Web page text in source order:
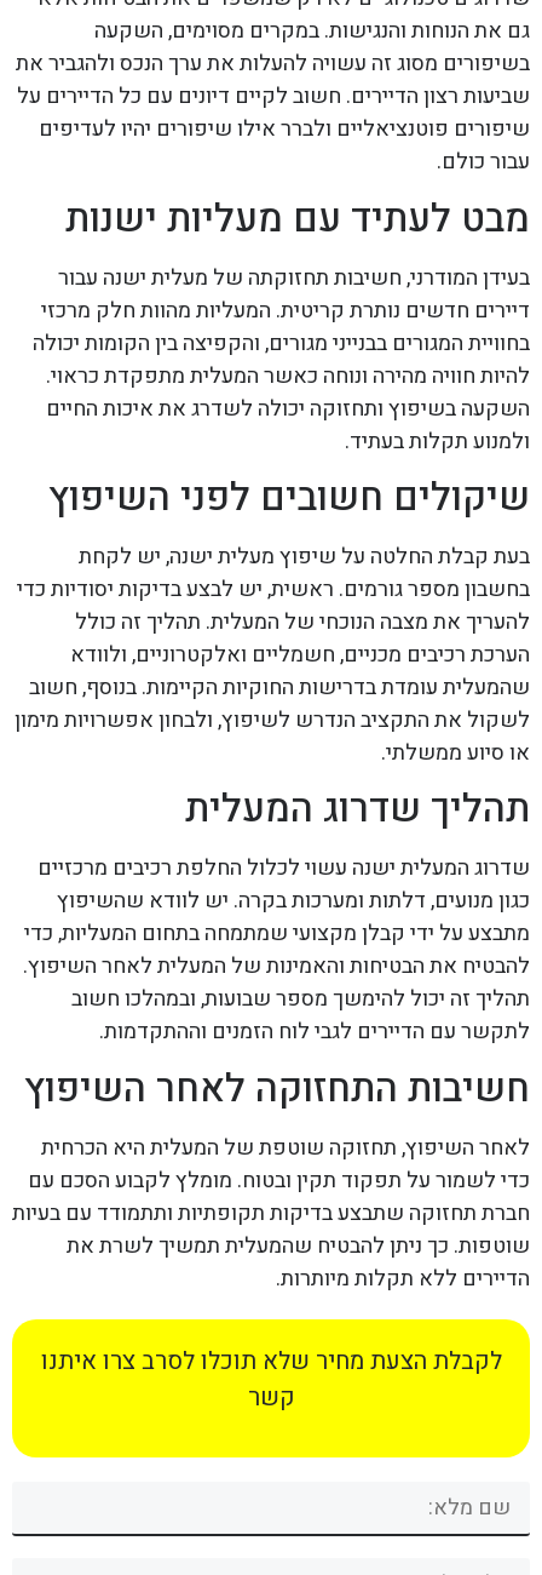
גם את הנוחות והנגישות. במקרים מסוימים, השקעה
בשיפורים מסוג זה עשויה להעלות את ערך הנכס ולהגביר את
שביעות רצון הדיירים. חשוב לקיים דיונים עם כל הדיירים על
שיפורים פוטנציאליים ולברר אילו שיפורים יהיו לעדיפים
עבור כולם.
מבט לעתיד עם מעליות ישנות
בעידן המודרני, חשיבות תחזוקתה של מעלית ישנה עבור
דיירים חדשים נותרת קריטית. המעליות מהוות חלק מרכזי
בחוויית המגורים בבנייני מגורים, והקפיצה בין הקומות יכולה
להיות חוויה מהירה ונוחה כאשר המעלית מתפקדת כראוי.
השקעה בשיפוץ ותחזוקה יכולה לשדרג את איכות החיים
ולמנוע תקלות בעתיד.
שיקולים חשובים לפני השיפוץ
בעת קבלת החלטה על שיפוץ מעלית ישנה, יש לקחת
בחשבון מספר גורמים. ראשית, יש לבצע בדיקות יסודיות כדי
להעריך את מצבה הנוכחי של המעלית. תהליך זה כולל
הערכת רכיבים מכניים, חשמליים ואלקטרוניים, ולוודא
שהמעלית עומדת בדרישות החוקיות הקיימות. בנוסף, חשוב
לשקול את התקציב הנדרש לשיפוץ, ולבחון אפשרויות מימון
או סיוע ממשלתי.
תהליך שדרוג המעלית
שדרוג המעלית ישנה עשוי לכלול החלפת רכיבים מרכזיים
כגון מנועים, דלתות ומערכות בקרה. יש לוודא שהשיפוץ
מתבצע על ידי קבלן מקצועי שמתמחה בתחום המעליות, כדי
להבטיח את הבטיחות והאמינות של המעלית לאחר השיפוץ.
תהליך זה יכול להימשך מספר שבועות, ובמהלכו חשוב
לתקשר עם הדיירים לגבי לוח הזמנים וההתקדמות.
חשיבות התחזוקה לאחר השיפוץ
לאחר השיפוץ, תחזוקה שוטפת של המעלית היא הכרחית
כדי לשמור על תפקוד תקין ובטוח. מומלץ לקבוע הסכם עם
חברת תחזוקה שתבצע בדיקות תקופתיות ותתמודד עם בעיות
שוטפות. כך ניתן להבטיח שהמעלית תמשיך לשרת את
הדיירים ללא תקלות מיותרות.
לקבלת הצעת מחיר שלא תוכלו לסרב צרו איתנו
קשר